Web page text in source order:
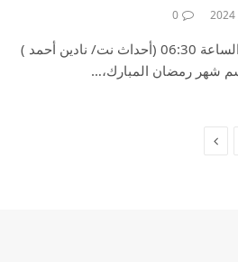
0
الخميس ، 04 ابريل 2024 الساعة 06:30 (أحداث نت/ نادين أحمد )
شهر رمضان المبارك،…